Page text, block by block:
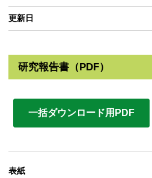
更新日
研究報告書（PDF）
一括ダウンロード用PDF
表紙